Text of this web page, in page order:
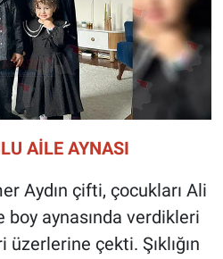
AİLE AYNASI
Aydın çifti, çocukları Ali
boy aynasında verdikleri
çekti. Şıklığın